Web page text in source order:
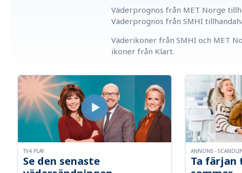
Väderprognos från MET Norge
Väderprognos från SMHI
Väderikoner från SMHI och MET
ikoner från Klart.
Se den senaste
TV4 PLAY
Ta färjan
ANNONS -